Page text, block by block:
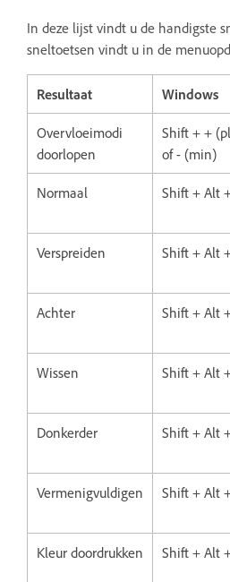
In deze lijst vindt u de handigste
sneltoetsen vindt u in de
Resultaat Windows
Overvloeimodi
doorlopen
Shift + +
of - (min)
Normaal Shift + Alt
Verspreiden Shift + Alt
Achter Shift + Alt
Wissen Shift + Alt
Donkerder Shift + Alt
Vermenigvuldigen Shift + Alt
Kleur doordrukken Shift + Alt